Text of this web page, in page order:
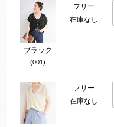
ブラック
(001)
フリー
在庫なし
フリー
在庫なし